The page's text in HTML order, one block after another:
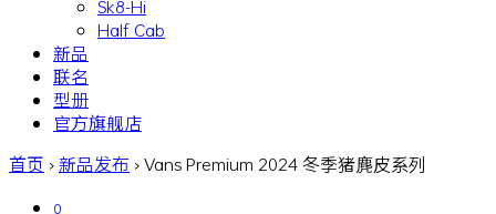
Sk8-Hi
Half Cab
新品
联名
型册
官方旗舰店
首页 ›新品发布 ›Vans Premium 2024 冬季猪麂皮系列
0